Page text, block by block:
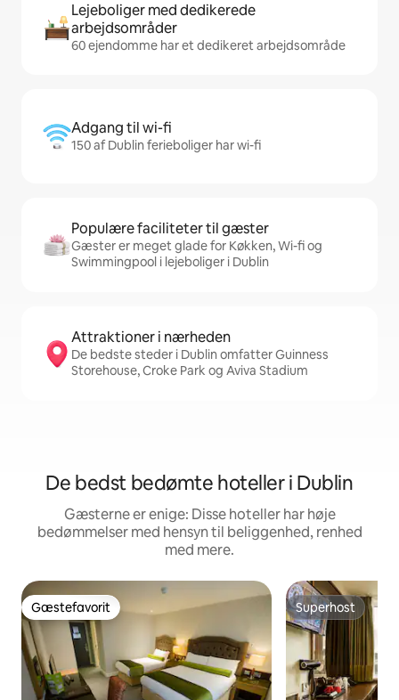
Lejeboliger med dedikerede
arbejdsområder
60 ejendomme har et dedikeret arbejdsområde
Adgang til wi-fi
150 af Dublin ferieboliger har wi-fi
Populære faciliteter til gæster
Gæster er meget glade for Køkken, Wi-fi og
Swimmingpool i lejeboliger i Dublin
Attraktioner i nærheden
De bedste steder i Dublin omfatter Guinness
Storehouse, Croke Park og Aviva Stadium
De bedst bedømte hoteller i Dublin
Gæsterne er enige: Disse hoteller har høje
bedømmelser med hensyn til beliggenhed, renhed
med mere.
Gæstefavorit
Gæstefavorit Superhost
Superhost